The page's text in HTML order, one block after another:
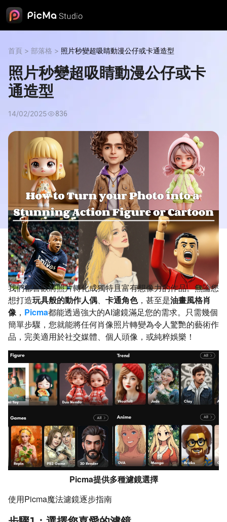
首頁 > 部落格 > 照片秒變超吸睛動漫公仔或卡通造型
照片秒變超吸睛動漫公仔或卡
通造型
14/02/2025 836
我們都喜歡將照片轉化成獨特且富有想像力的作品。無論您
想打造玩具般的動作人偶 卡通角色，甚至是油畫風格肖
像 ， Picma都能透過強大的AI濾鏡滿足您的需求。只需幾個
簡單步驟，您就能將任何肖像照片轉變為令人驚艷的藝術作
品，完美適用於社交媒體、個人頭像，或純粹娛樂！
Picma提供多種濾鏡選擇
使用Picma魔法濾鏡逐步指南